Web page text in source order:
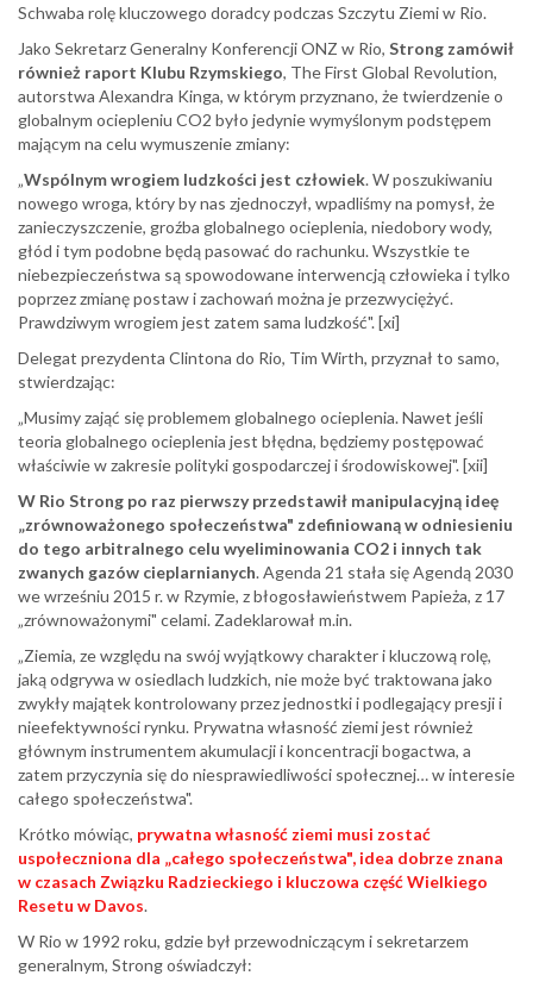
Schwaba rolę kluczowego doradcy podczas Szczytu Ziemi w Rio.
Jako Sekretarz Generalny Konferencji ONZ w Rio, Strong zamówił
również raport Klubu Rzymskiego, The First Global Revolution,
autorstwa Alexandra Kinga, w którym przyznano, że twierdzenie o
globalnym ociepleniu CO2 było jedynie wymyślonym podstępem
mającym na celu wymuszenie zmiany:
„Wspólnym wrogiem ludzkości jest człowiek. W poszukiwaniu
nowego wroga, który by nas zjednoczył, wpadliśmy na pomysł, że
zanieczyszczenie, groźba globalnego ocieplenia, niedobory wody,
głód i tym podobne będą pasować do rachunku. Wszystkie te
niebezpieczeństwa są spowodowane interwencją człowieka i tylko
poprzez zmianę postaw i zachowań można je przezwyciężyć.
Prawdziwym wrogiem jest zatem sama ludzkość". [xi]
Delegat prezydenta Clintona do Rio, Tim Wirth, przyznał to samo,
stwierdzając:
„Musimy zająć się problemem globalnego ocieplenia. Nawet jeśli
teoria globalnego ocieplenia jest błędna, będziemy postępować
właściwie w zakresie polityki gospodarczej i środowiskowej". [xii]
W Rio Strong po raz pierwszy przedstawił manipulacyjną ideę
„zrównoważonego społeczeństwa" zdefiniowaną w odniesieniu
do tego arbitralnego celu wyeliminowania CO2 i innych tak
zwanych gazów cieplarnianych. Agenda 21 stała się Agendą 2030
we wrześniu 2015 r. w Rzymie, z błogosławieństwem Papieża, z 17
„zrównoważonymi" celami. Zadeklarował m.in.
„Ziemia, ze względu na swój wyjątkowy charakter i kluczową rolę,
jaką odgrywa w osiedlach ludzkich, nie może być traktowana jako
zwykły majątek kontrolowany przez jednostki i podlegający presji i
nieefektywności rynku. Prywatna własność ziemi jest również
głównym instrumentem akumulacji i koncentracji bogactwa, a
zatem przyczynia się do niesprawiedliwości społecznej… w interesie
całego społeczeństwa".
Krótko mówiąc, prywatna własność ziemi musi zostać
uspołeczniona dla „całego społeczeństwa", idea dobrze znana
w czasach Związku Radzieckiego i kluczowa część Wielkiego
Resetu w Davos.
W Rio w 1992 roku, gdzie był przewodniczącym i sekretarzem
generalnym, Strong oświadczył: